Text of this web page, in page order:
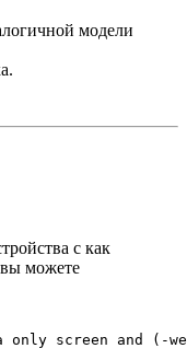
модели
с как
можете
only screen and (-